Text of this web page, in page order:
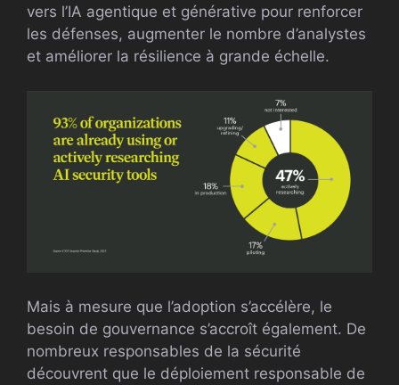
vers l’IA agentique et générative pour renforcer
les défenses, augmenter le nombre d’analystes
et améliorer la résilience à grande échelle.
Mais à mesure que l’adoption s’accélère, le
besoin de gouvernance s’accroît également. De
nombreux responsables de la sécurité
découvrent que le déploiement responsable de